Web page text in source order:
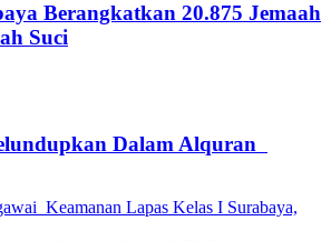
Berangkatkan 20.875 Jemaah
Suci
Dalam Alquran
Keamanan Lapas Kelas I Surabaya,